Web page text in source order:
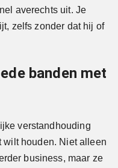
averechts uit. Je
zelfs zonder dat hij of
banden met
verstandhouding
wilt houden. Niet alleen
business, maar ze